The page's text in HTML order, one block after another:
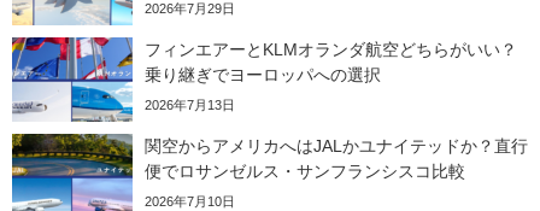
2026年7月29日
フィンエアーとKLMオランダ航空どちらがいい？
乗り継ぎでヨーロッパへの選択
2026年7月13日
関空からアメリカへはJALかユナイテッドか？直行
便でロサンゼルス・サンフランシスコ比較
2026年7月10日